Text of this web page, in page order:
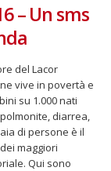
– Un sms
del Lacor
vive in povertà e
su 1.000 nati
diarrea,
di persone è il
maggiori
Qui sono